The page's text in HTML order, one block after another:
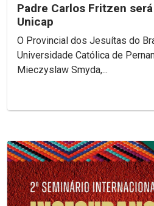
Padre Carlos Fritzen
Unicap
O Provincial dos Jesuítas do
Universidade Católica de
Mieczyslaw Smyda,...